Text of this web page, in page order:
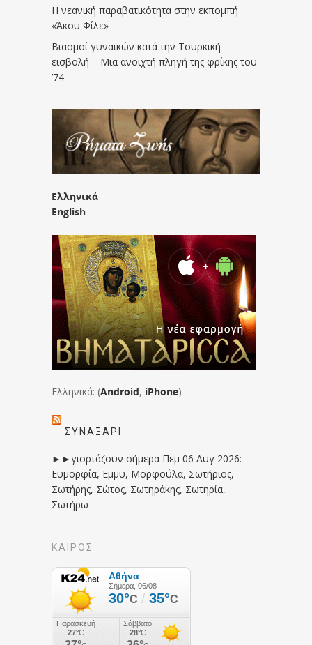
Η νεανική παραβατικότητα στην εκπομπή
«Άκου Φίλε»
Βιασμοί γυναικών κατά την Τουρκική
εισβολή – Μια ανοιχτή πληγή της φρίκης του
’74
Ελληνικά
English
Ελληνικά: (Android, iPhone)
ΣΥΝΑΞΆΡΙ
►►γιορτάζουν σήμερα Πεμ 06 Αυγ 2026:
Ευμορφία, Εμμυ, Μορφούλα, Σωτήριος,
Σωτήρης, Σώτος, Σωτηράκης, Σωτηρία,
Σωτήρω
ΚΑΙΡΟΣ